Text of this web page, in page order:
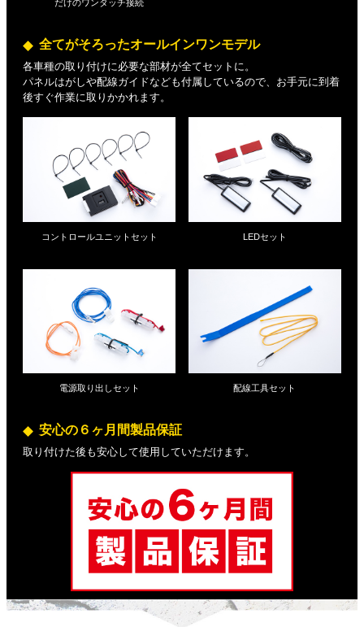
だけのワンタッチ接続
全てがそろったオールインワンモデル
各車種の取り付けに必要な部材が全てセットに。
パネルはがしや配線ガイドなども付属しているので、お手元に到着
後すぐ作業に取りかかれます。
コントロールユニットセット LEDセット
電源取り出しセット 配線工具セット
安心の６ヶ月間製品保証
取り付けた後も安心して使用していただけます。